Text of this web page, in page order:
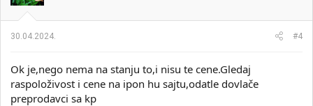
30.04.2024. #4
Ok je,nego nema na stanju to,i nisu te cene.Gledaj
raspoloživost i cene na ipon hu sajtu,odatle dovlače
preprodavci sa kp